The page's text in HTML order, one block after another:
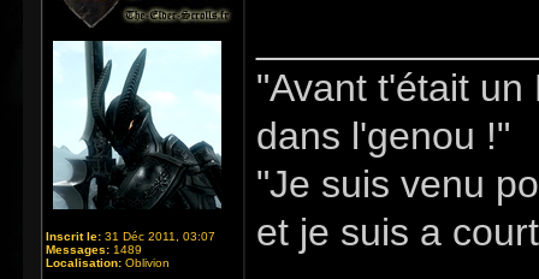
Inscrit le: 31 Déc 2011, 03:07
Messages: 1489
Localisation: Oblivion
"Avant t'était
dans l'genou !"
"Je suis venu
et je suis a